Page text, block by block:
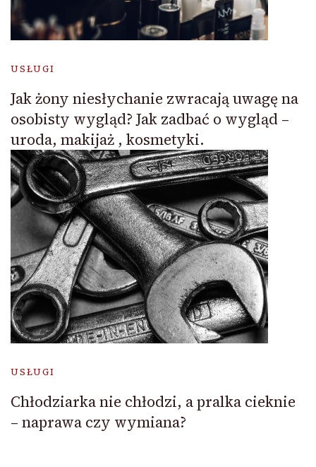
USŁUGI
Jak żony niesłychanie zwracają uwagę na
osobisty wygląd? Jak zadbać o wygląd –
uroda, makijaż , kosmetyki.
USŁUGI
Chłodziarka nie chłodzi, a pralka cieknie
– naprawa czy wymiana?